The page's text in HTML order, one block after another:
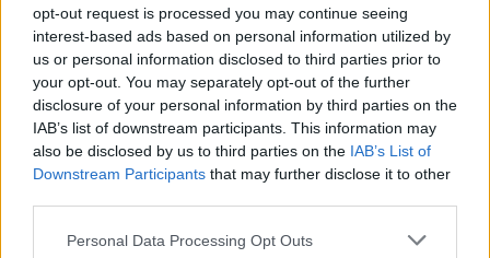
opt-out request is processed you may continue seeing
interest-based ads based on personal information utilized by
us or personal information disclosed to third parties prior to
your opt-out. You may separately opt-out of the further
disclosure of your personal information by third parties on the
IAB’s list of downstream participants. This information may
also be disclosed by us to third parties on the IAB’s List of
Downstream Participants that may further disclose it to other
Personal Data Processing Opt Outs